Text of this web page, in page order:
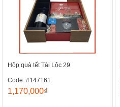
Hộp quà tết Tài Lộc 29
Code: #147161
1,170,000₫